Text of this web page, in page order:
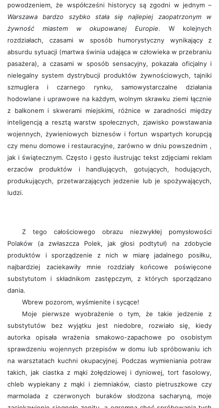
powodzeniem, że współcześni historycy są zgodni w jednym –
Warszawa bardzo szybko stała się najlepiej zaopatrzonym w
żywność miastem w okupowanej Europie. W kolejnych
rozdziałach, czasami w sposób humorystyczny wynikający z
absurdu sytuacji (martwa świnia udająca w człowieka w przebraniu
pasażera), a czasami w sposób sensacyjny, pokazała oficjalny i
nielegalny system dystrybucji produktów żywnościowych, tajniki
szmuglera i czarnego rynku, samowystarczalne działania
hodowlane i uprawowe na każdym, wolnym skrawku ziemi łącznie
z balkonem i skwerami miejskimi, różnice w zaradności między
inteligencją a resztą warstw społecznych, zjawisko powstawania
wojennych, żywieniowych biznesów i fortun wspartych korupcją
czy menu domowe i restauracyjne, zarówno w dniu powszednim ,
jak i świątecznym. Często i gęsto ilustrując tekst zdjęciami reklam
erzaców produktów i handlujących, gotujących, hodujących,
produkujących, przetwarzających jedzenie lub je spożywających,
ludzi.
Z tego całościowego obrazu niezwykłej pomysłowości
Polaków (a zwłaszcza Polek, jak głosi podtytuł) na zdobycie
produktów i sporządzenie z nich w miarę jadalnego posiłku,
najbardziej zaciekawiły mnie rozdziały końcowe poświęcone
substytutom i składnikom zastępczym, z których sporządzano
dania.
Wbrew pozorom, wyśmienite i sycące!
Moje pierwsze wyobrażenie o tym, że takie jedzenie z
substytutów bez wyjątku jest niedobre, rozwiało się, kiedy
autorka opisała wrażenia smakowo-zapachowe po osobistym
sprawdzeniu wojennych przepisów w domu lub spróbowaniu ich
na warsztatach kuchni okupacyjnej. Podczas wymieniania potraw
takich, jak ciastka z mąki żołędziowej i dyniowej, tort fasolowy,
chleb wypiekany z mąki i ziemniaków, ciasto pietruszkowe czy
marmolada z czerwonych buraków słodzona sacharyną, moje